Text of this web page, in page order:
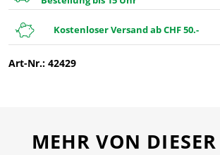
Kostenloser Versand ab CHF 50.-
Art-Nr.: 42429
MEHR VON